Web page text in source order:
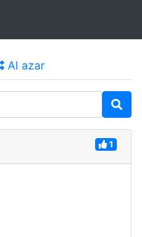
Al azar
1